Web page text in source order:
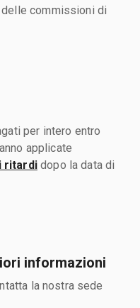
delle commissioni di
per intero entro
applicate
ritardidopo la data di
informazioni
la nostra sede